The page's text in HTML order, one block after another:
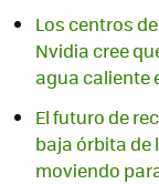
Los centros
Nvidia cree
agua caliente
El futuro de
baja órbita de
moviendo